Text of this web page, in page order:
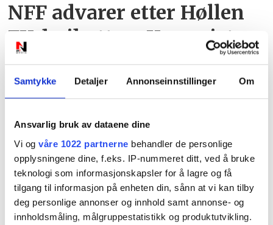
Samtykke Detaljer Annonseinnstillinger Om
Ansvarlig bruk av dataene dine
Vi og våre 1022 partnerne behandler de personlige
opplysningene dine, f.eks. IP-nummeret ditt, ved å bruke
teknologi som informasjonskapsler for å lagre og få
tilgang til informasjon på enheten din, sånn at vi kan tilby
deg personlige annonser og innhold samt annonse- og
innholdsmåling, målgruppestatistikk og produktutvikling.
NFF advarer etter Høllen
FK-boikotten: Kan miste
plassen i serien
PLUS